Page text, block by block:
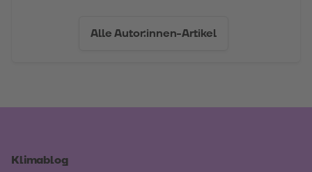
Alle Autor:innen-Artikel
Klimablog